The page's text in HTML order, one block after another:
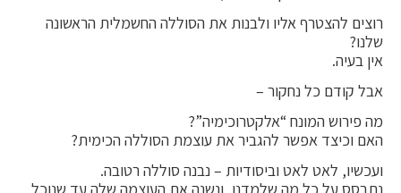
רוצים להצטרף אליו ולבנות את הסוללה החשמלית הראשונה
שלנו?
אין בעיה.
אבל קודם כל נחקור –
מה פירוש המונח “אלקטרוכימיה”?
האם וכיצד אפשר להגביר את עוצמת הסוללה הכימית?
ועכשיו, לאט לאט וביסודיות – נבנה סוללה רטובה.